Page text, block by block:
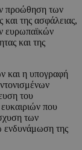
προώθηση των
της ασφάλειας,
ευρωπαϊκών
και της
και η υπογραφή
του
που
των
ενδυνάμωση της